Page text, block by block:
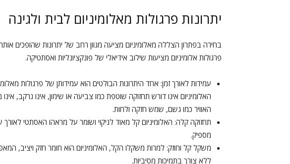
יתרונות פרגולות מאלומיניום לבית ולגינה
בחירה בפתרון הצללה מאלומיניום מציעה מגוון רחב של יתרונות שהופכים
פרגולות אלומיניום מציעות שילוב אידיאלי של פונקציונליות ואסתטיקה.
עמידות לאורך זמן: אחד היתרונות הבולטים הוא עמידותן של פרגולות
האלומיניום אינו דורש תחזוקה שוטפת כמו צביעה או שימון, אינו נרקב,
האוויר כמו גשם, שמש חזקה ולחות.
תחזוקה קלה: האלומיניום קל מאוד לניקוי ושומר על מראהו האסתטי לאורך
מספיק.
משקל קל וחוזק: למרות משקלו הקל, האלומיניום הוא חומר חזק ויציב,
ללא צורך בתמיכות מסיביות.